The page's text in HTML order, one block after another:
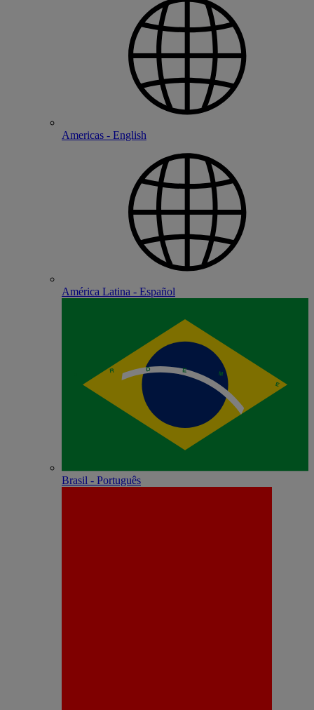
Americas - English
América Latina - Español
Brasil - Português